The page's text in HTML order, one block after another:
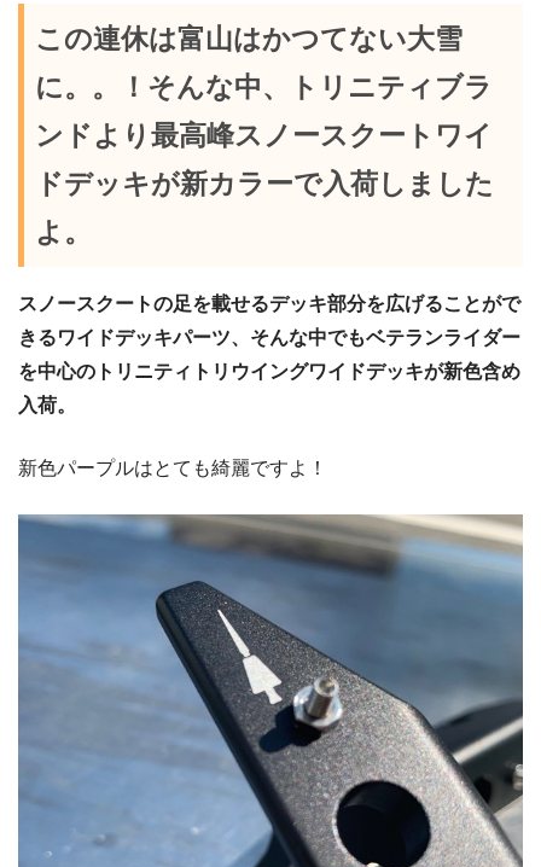
この連休は富山はかつてない大雪
に。。！そんな中、トリニティブラ
ンドより最高峰スノースクートワイ
ドデッキが新カラーで入荷しました
よ。
スノースクートの足を載せるデッキ部分を広げることがで
きるワイドデッキパーツ、そんな中でもベテランライダー
を中心のトリニティトリウイングワイドデッキが新色含め
入荷。
新色パープルはとても綺麗ですよ！